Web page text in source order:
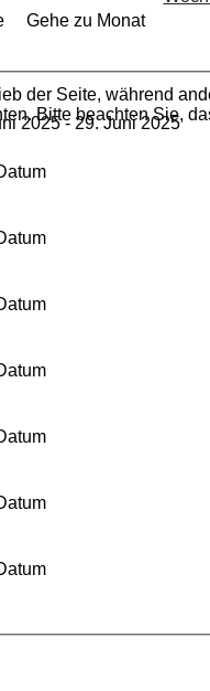
Gehe zu Monat
2025 - 29. Juni 2025
der Seite, während
Bitte beachten Sie,